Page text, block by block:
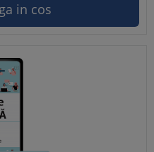
in cos